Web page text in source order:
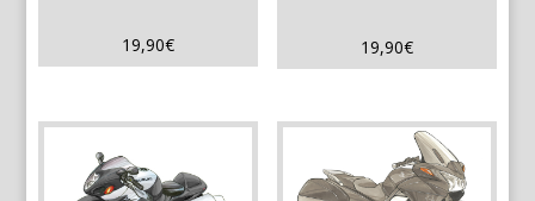
19,90€ 19,90€